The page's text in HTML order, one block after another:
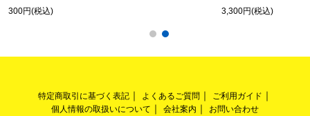
3,300円(税込) 3,300円(税込)
特定商取引に基づく表記 よくあるご質問
ご利用ガイド
個人情報の取扱いについて
会社案内 お問い合わせ